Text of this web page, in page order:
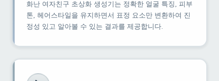
화난 여자친구 초상화 생성기는 정확한 얼굴 특징, 피부
톤, 헤어스타일을 유지하면서 표정 요소만 변환하여 진
정성 있고 알아볼 수 있는 결과를 제공합니다.